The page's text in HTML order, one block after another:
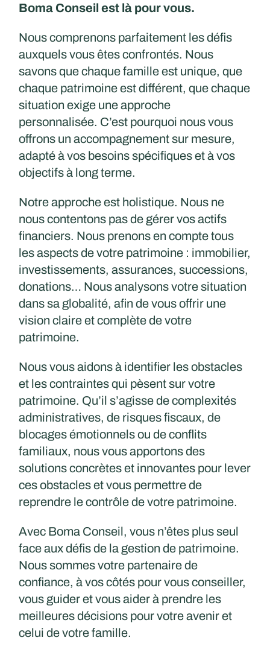
Boma Conseil est là pour vous.
Nous comprenons parfaitement les défis
auxquels vous êtes confrontés. Nous
savons que chaque famille est unique, que
chaque patrimoine est différent, que chaque
situation exige une approche
personnalisée. C’est pourquoi nous vous
offrons un accompagnement sur mesure,
adapté à vos besoins spécifiques et à vos
objectifs à long terme.
Notre approche est holistique. Nous ne
nous contentons pas de gérer vos actifs
financiers. Nous prenons en compte tous
les aspects de votre patrimoine : immobilier,
investissements, assurances, successions,
donations… Nous analysons votre situation
dans sa globalité, afin de vous offrir une
vision claire et complète de votre
patrimoine.
Nous vous aidons à identifier les obstacles
et les contraintes qui pèsent sur votre
patrimoine. Qu’il s’agisse de complexités
administratives, de risques fiscaux, de
blocages émotionnels ou de conflits
familiaux, nous vous apportons des
solutions concrètes et innovantes pour lever
ces obstacles et vous permettre de
reprendre le contrôle de votre patrimoine.
Avec Boma Conseil, vous n’êtes plus seul
face aux défis de la gestion de patrimoine.
Nous sommes votre partenaire de
confiance, à vos côtés pour vous conseiller,
vous guider et vous aider à prendre les
meilleures décisions pour votre avenir et
celui de votre famille.